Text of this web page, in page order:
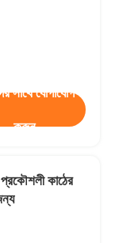
সাথে যোগাযোগ
করুন
কাঠের